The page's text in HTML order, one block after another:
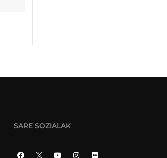
SARE SOZIALAK